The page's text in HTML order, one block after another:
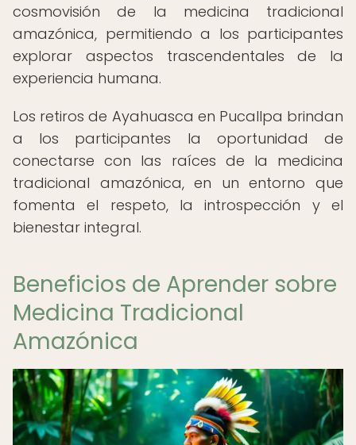
cosmovisión de la medicina tradicional
amazónica, permitiendo a los participantes
explorar aspectos trascendentales de la
experiencia humana.
Los retiros de Ayahuasca en Pucallpa brindan
a los participantes la oportunidad de
conectarse con las raíces de la medicina
tradicional amazónica, en un entorno que
fomenta el respeto, la introspección y el
bienestar integral.
Beneficios de Aprender sobre
Medicina Tradicional
Amazónica